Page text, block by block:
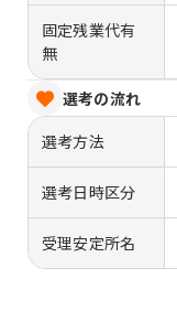
固定残業代有
無
選考の流れ
選考方法
選考日時区分
受理安定所名